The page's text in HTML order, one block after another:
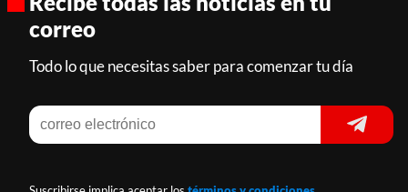
correo
Todo lo que necesitas saber para comenzar tu día